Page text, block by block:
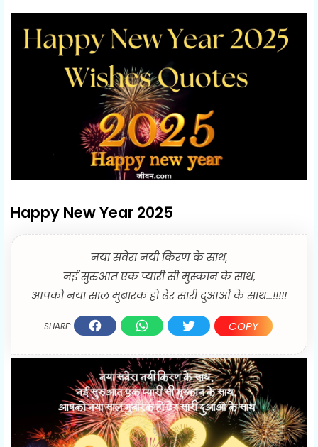
Happy New Year 2025
नया सवेरा नयी किरण के साथ,
नई सुरुआत एक प्यारी सी मुस्कान के साथ,
आपको नया साल मुबारक हो ढेर सारी दुआओं के साथ...!!!!!
SHARE: COPY